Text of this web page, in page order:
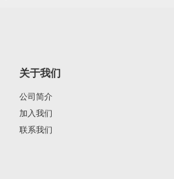
关于我们
公司简介
加入我们
联系我们